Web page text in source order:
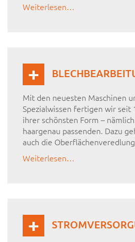
Weiterlesen…
Mit den neuesten Maschinen
Spezialwissen fertigen wir seit
ihrer schönsten Form –
haargenau passenden. Dazu
auch die
Weiterlesen…